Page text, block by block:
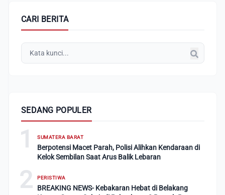
CARI BERITA
SEDANG POPULER
1 SUMATERA BARAT
Berpotensi Macet Parah, Polisi Alihkan Kendaraan di
Kelok Sembilan Saat Arus Balik Lebaran
2 PERISTIWA
BREAKING NEWS- Kebakaran Hebat di Belakang